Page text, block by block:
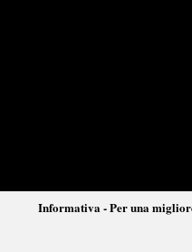
Informativa - Per una